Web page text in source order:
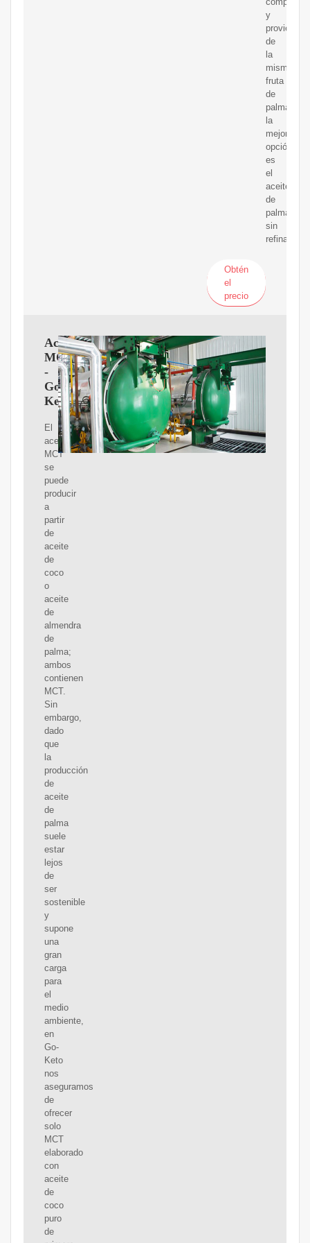
y
provienen
de
la
misma
fruta
de
palma,
la
mejor
opción
es
el
aceite
de
palma
sin
refinar.
Obtén
el
precio
Aceite
MCT
-
Go
Keto
El
aceite
MCT
se
puede
producir
a
partir
de
aceite
de
coco
o
aceite
de
almendra
de
palma;
ambos
contienen
MCT.
Sin
embargo,
dado
que
la
producción
de
aceite
de
palma
suele
estar
lejos
de
ser
sostenible
y
supone
una
gran
carga
para
el
medio
ambiente,
en
Go-
Keto
nos
aseguramos
de
ofrecer
solo
MCT
elaborado
con
aceite
de
coco
puro
de